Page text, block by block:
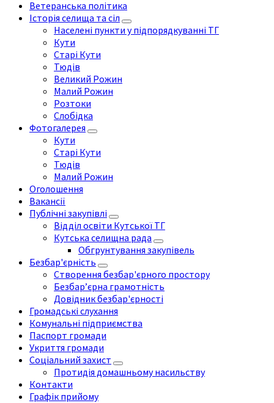
Ветеранська політика
Історія селища та сіл
Населені пункти у підпорядкуванні ТГ
Кути
Старі Кути
Тюдів
Великий Рожин
Малий Рожин
Розтоки
Слобідка
Фотогалерея
Кути
Старі Кути
Тюдів
Малий Рожин
Оголошення
Вакансії
Публічні закупівлі
Відділ освіти Кутської ТГ
Кутська селищна рада
Обгрунтування закупівель
Безбар'єрність
Створення безбар'єрного простору
Безбар’єрна грамотність
Довідник безбар'єрності
Громадські слухання
Комунальні підприємства
Паспорт громади
Укриття громади
Соціальний захист
Протидія домашньому насильству
Контакти
Графік прийому